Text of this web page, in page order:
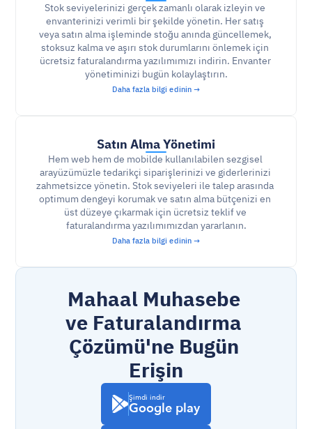
Stok seviyelerinizi gerçek zamanlı olarak izleyin ve
envanterinizi verimli bir şekilde yönetin. Her satış
veya satın alma işleminde stoğu anında güncellemek,
stoksuz kalma ve aşırı stok durumlarını önlemek için
ücretsiz faturalandırma yazılımımızı indirin. Envanter
yönetiminizi bugün kolaylaştırın.
Daha fazla bilgi edinin →
Satın Alma Yönetimi
Hem web hem de mobilde kullanılabilen sezgisel
arayüzümüzle tedarikçi siparişlerinizi ve giderlerinizi
zahmetsizce yönetin. Stok seviyeleri ile talep arasında
optimum dengeyi korumak ve satın alma bütçenizi en
üst düzeye çıkarmak için ücretsiz teklif ve
faturalandırma yazılımımızdan yararlanın.
Daha fazla bilgi edinin →
Mahaal Muhasebe
ve Faturalandırma
Çözümü'ne Bugün
Erişin
Şimdi indir
Google play